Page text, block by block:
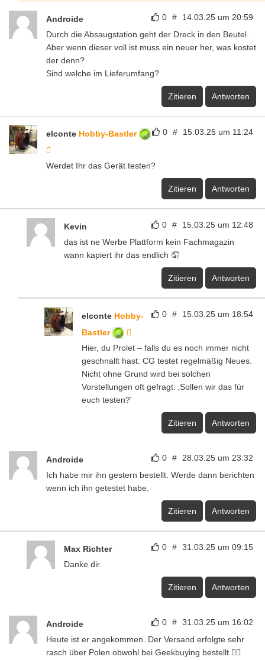
0 # 14.03.25 um 20:59
Androide
Durch die Absaugstation geht der Dreck in den Beutel.
Aber wenn dieser voll ist muss ein neuer her, was kostet
der denn?
Sind welche im Lieferumfang?
Zitieren Antworten
0 # 15.03.25 um 11:24
elconte Hobby-Bastler
Werdet Ihr das Gerät testen?
Zitieren Antworten
0 # 15.03.25 um 12:48
Kevin
das ist ne Werbe Plattform kein Fachmagazin
wann kapiert ihr das endlich 🤦
Zitieren Antworten
0 # 15.03.25 um 18:54
elconte Hobby-
Bastler
Hier, du Prolet – falls du es noch immer nicht
geschnallt hast: CG testet regelmäßig Neues.
Nicht ohne Grund wird bei solchen
Vorstellungen oft gefragt: ‚Sollen wir das für
euch testen?'
Zitieren Antworten
0 # 28.03.25 um 23:32
Androide
Ich habe mir ihn gestern bestellt. Werde dann berichten
wenn ich ihn getestet habe.
Zitieren Antworten
0 # 31.03.25 um 09:15
Max Richter
Danke dir.
Zitieren Antworten
0 # 31.03.25 um 16:02
Androide
Heute ist er angekommen. Der Versand erfolgte sehr
rasch über Polen obwohl bei Geekbuying bestellt.👍🏻